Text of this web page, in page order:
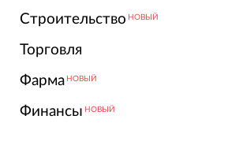
Строительство НОВЫЙ
Торговля
Фарма НОВЫЙ
Финансы НОВЫЙ